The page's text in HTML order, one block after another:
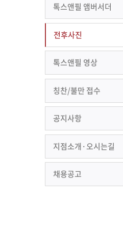
톡스앤필 앰버서더
전후사진
톡스앤필 영상
칭찬/불만 접수
공지사항
지점소개·오시는길
채용공고